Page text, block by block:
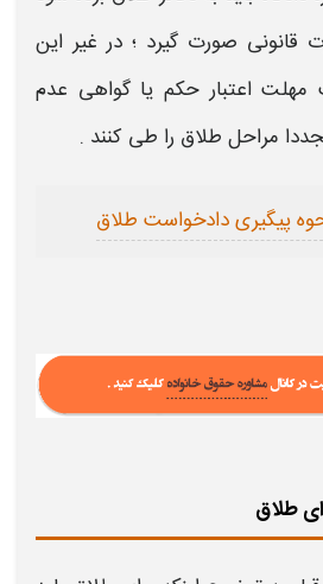
قانونی صورت گیرد ؛ در غیر این
اعتبار حکم یا گواهی عدم
مراحل طلاق را طی کنند .
پیگیری دادخواست طلاق
طلاق